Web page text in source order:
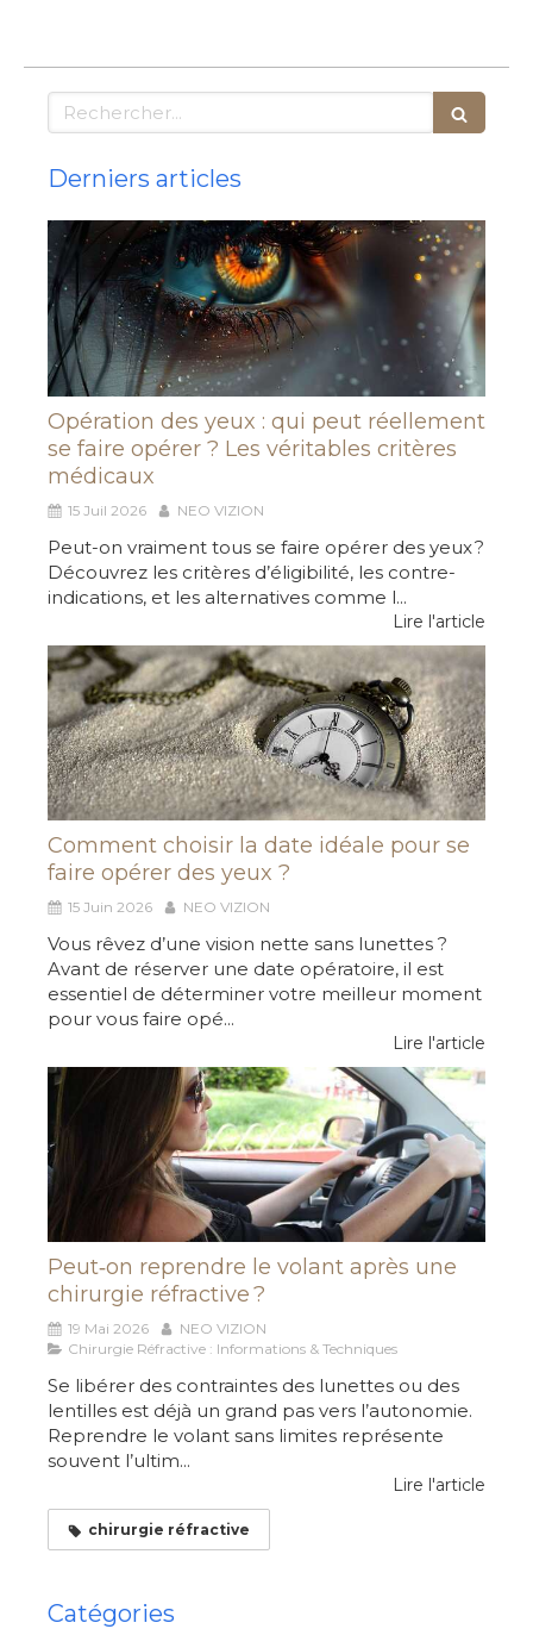
Rechercher
Derniers articles
Opération des yeux : qui peut réellement
se faire opérer ? Les véritables critères
médicaux
15 Juil 2026 NEO VIZION
Peut-on vraiment tous se faire opérer des yeux ?
Découvrez les critères d’éligibilité, les contre-
indications, et les alternatives comme l...
Lire l'article
Comment choisir la date idéale pour se
faire opérer des yeux ?
15 Juin 2026 NEO VIZION
Vous rêvez d’une vision nette sans lunettes ?
Avant de réserver une date opératoire, il est
essentiel de déterminer votre meilleur moment
pour vous faire opé...
Lire l'article
Peut‑on reprendre le volant après une
chirurgie réfractive ?
19 Mai 2026
NEO VIZION
Chirurgie Réfractive : Informations & Techniques
Se libérer des contraintes des lunettes ou des
lentilles est déjà un grand pas vers l’autonomie.
Reprendre le volant sans limites représente
souvent l’ultim...
Lire l'article
chirurgie réfractive
Catégories